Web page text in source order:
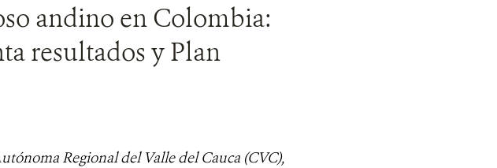
andino en Colombia:
resultados y Plan
Regional del Valle del Cauca (CVC),